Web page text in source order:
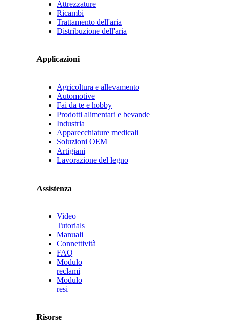
Attrezzature
Ricambi
Trattamento dell'aria
Distribuzione dell'aria
Applicazioni
Agricoltura e allevamento
Automotive
Fai da te e hobby
Prodotti alimentari e bevande
Industria
Apparecchiature medicali
Soluzioni OEM
Artigiani
Lavorazione del legno
Assistenza
Video
Tutorials
Manuali
Connettività
FAQ
Modulo
reclami
Modulo
resi
Risorse